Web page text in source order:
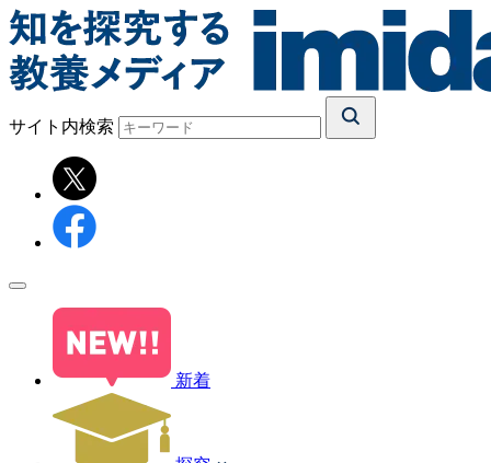
サイト内検索
新着